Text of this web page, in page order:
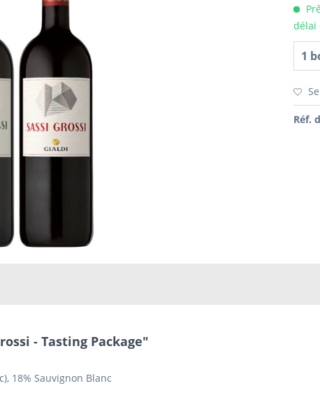
délai
Réf.
- Tasting Package"
18% Sauvignon Blanc